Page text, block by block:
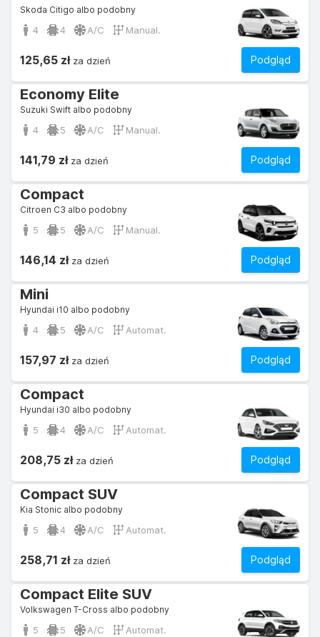
Skoda Citigo albo podobny
4 4 A/C Manual.
Podgląd
125,65 złza dzień
Economy Elite
Suzuki Swift albo podobny
4 5 A/C Manual.
Podgląd
141,79 złza dzień
Compact
Citroen C3 albo podobny
5 5 A/C Manual.
Podgląd
146,14 złza dzień
Mini
Hyundai i10 albo podobny
4 5 A/C Automat.
Podgląd
157,97 złza dzień
Compact
Hyundai i30 albo podobny
5 4 A/C Automat.
Podgląd
208,75 złza dzień
Compact SUV
Kia Stonic albo podobny
5 4 A/C Automat.
Podgląd
258,71 złza dzień
Compact Elite SUV
Volkswagen T-Cross albo podobny
5 5 A/C Automat.